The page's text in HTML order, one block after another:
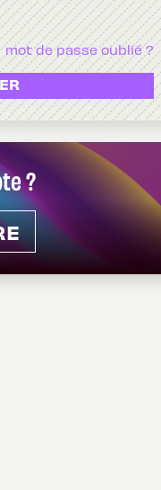
?
mot de passe oublié ?